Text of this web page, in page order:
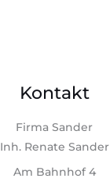
Kontakt
Firma Sander
Inh. Renate Sander
Am Bahnhof 4